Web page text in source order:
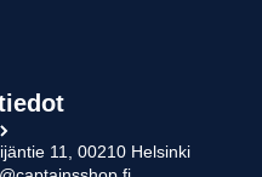
11, 00210 Helsinki